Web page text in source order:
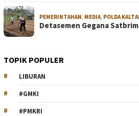
PEMERINTAHAN MEDIA POLDA
Detasemen Gegana
TOPIK POPULER
LIBURAN
#GMKI
#PMKRI